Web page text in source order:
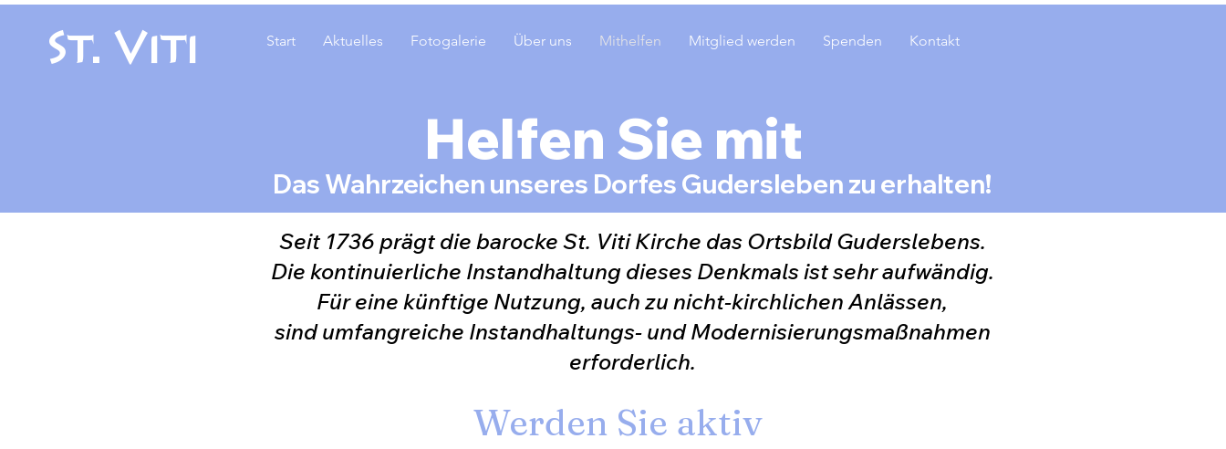
St. Viti Start Aktuelles Fotogalerie Über uns Mithelfen Mitglied werden Spenden Kontakt
Helfen Sie mit
Das Wahrzeichen unseres Dorfes Gudersleben zu erhalten!
Seit 1736 prägt die barocke St. Viti Kirche das Ortsbild Guderslebens.
Die kontinuierliche Instandhaltung dieses Denkmals ist sehr aufwändig.
Für eine künftige Nutzung, auch zu nicht-kirchlichen Anlässen,
sind umfangreiche Instandhaltungs- und Modernisierungsmaßnahmen
erforderlich.
Werden Sie aktiv